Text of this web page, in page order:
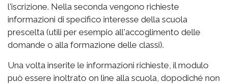
l'iscrizione. Nella seconda vengono richieste
informazioni di specifico interesse della scuola
prescelta (utili per esempio all'accoglimento delle
domande o alla formazione delle classi).
Una volta inserite le informazioni richieste, il modulo
può essere inoltrato on line alla scuola, dopodiché non